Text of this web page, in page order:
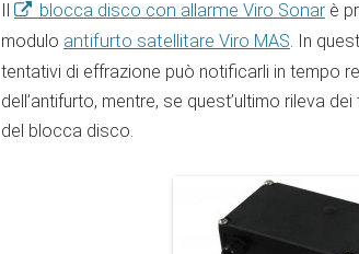
Il blocca disco con allarme Viro Sonar è
modulo antifurto satellitare Viro MAS. In
tentativi di effrazione può notificarli in tempo
dell’antifurto, mentre, se quest’ultimo rileva
del blocca disco.